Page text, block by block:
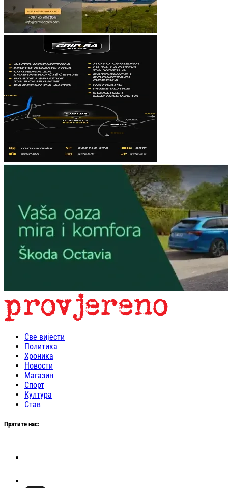
Све вијести
Политика
Хроника
Новости
Магазин
Спорт
Култура
Став
Пратите нас: